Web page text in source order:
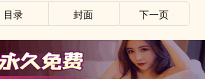
目录 封面 下一页